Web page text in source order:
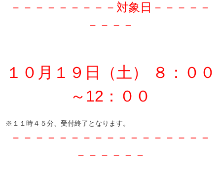
－－－－－－－－－対象日－－－－－
－－－－
１０月１９日（土） ８：００
～12：００
※１１時４５分、受付終了となります。
－－－－－－－－－－－－－－－－－
－ －－－－－